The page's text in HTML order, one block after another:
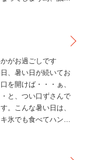
すが、何卒、ご理解
お願い…
がお過ごしです
、暑い日が続いてお
を開けば・・・ぁ、
と、つい口ずさんで
。こんな暑い日は、
氷でも食べてハンモ